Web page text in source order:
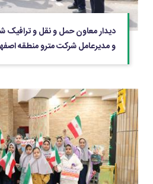
دیدار معاون حمل و نقل و ترافیک
و مدیرعامل شرکت مترو منطقه
مترو اصفهان به مناسبت فرارسیدن